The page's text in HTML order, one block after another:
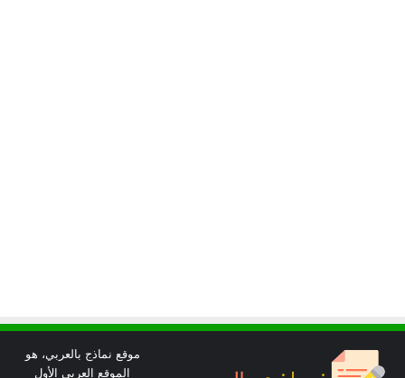
موقع نماذج بالعربي، هو
الموقع العربي الأول